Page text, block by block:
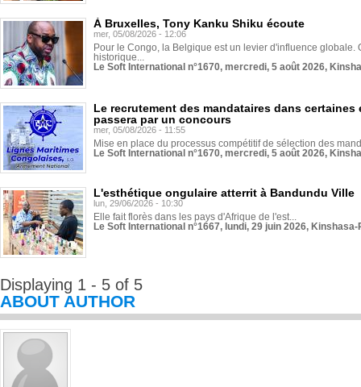
À Bruxelles, Tony Kanku Shiku écoute
mer, 05/08/2026 - 12:06
Pour le Congo, la Belgique est un levier d'influence globale.
historique...
Le Soft International n°1670, mercredi, 5 août 2026,
Le recrutement des mandataires dans
passera par un concours
mer, 05/08/2026 - 11:55
Mise en place du processus compétitif de sélection des
Le Soft International n°1670, mercredi, 5 août 2026,
L'esthétique ongulaire atterrit à Bandundu Ville
lun, 29/06/2026 - 10:30
Elle fait florès dans les pays d'Afrique de l'est...
Le Soft International n°1667, lundi, 29 juin 2026,
Displaying 1 - 5 of 5
ABOUT AUTHOR